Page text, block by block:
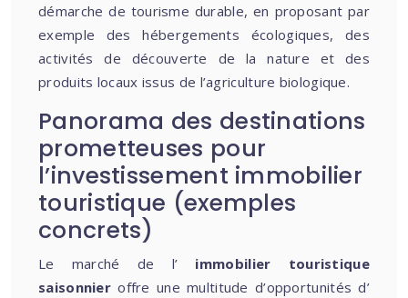
démarche de tourisme durable, en proposant par
exemple des hébergements écologiques, des
activités de découverte de la nature et des
produits locaux issus de l’agriculture biologique.
Panorama des destinations
prometteuses pour
l’investissement immobilier
touristique (exemples
concrets)
Le marché de l’ immobilier touristique
saisonnieroffre une multitude d’opportunités d’